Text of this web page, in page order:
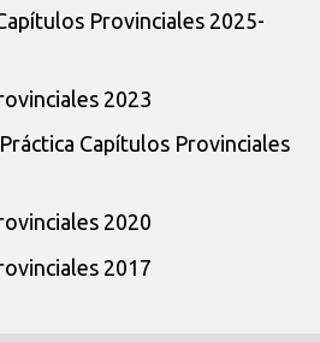
Provinciales 2025-
2023
Capítulos Provinciales
2020
2017